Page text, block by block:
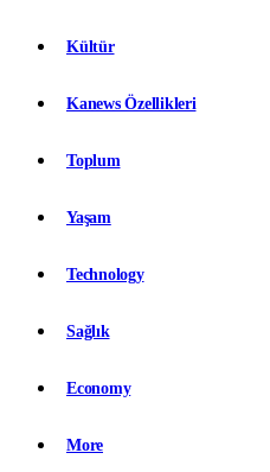
Kültür
Kanews Özellikleri
Toplum
Yaşam
Technology
Sağlık
Economy
More